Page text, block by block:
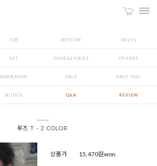
TOP BOTTOM DRESS
SET SHOES&SOCKS OTHERS
BABY&MOM SALE ONLY YOU
NOTICE Q&A REVIEW
루즈 T - 2 COLOR
상품가 15,470원won